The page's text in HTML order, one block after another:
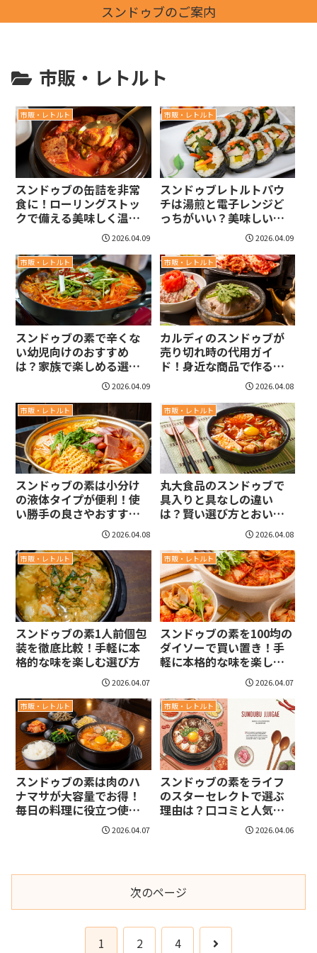
スンドゥブのご案内
市販・レトルト
市販・レトルト
スンドゥブの缶詰を非常
食に！ローリングストッ
クで備える美味しく温ま
2026.04.09
市販・レトルト
スンドゥブレトルトパウ
チは湯煎と電子レンジど
っちがいい？美味しい温
2026.04.09
市販・レトルト
スンドゥブの素で辛くな
い幼児向けのおすすめ
は？家族で楽しめる選び
2026.04.09
市販・レトルト
カルディのスンドゥブが
売り切れ時の代用ガイ
ド！身近な商品で作る絶
2026.04.08
市販・レトルト
スンドゥブの素は小分け
の液体タイプが便利！使
い勝手の良さやおすすめ
2026.04.08
市販・レトルト
丸大食品のスンドゥブで
具入りと具なしの違い
は？賢い選び方とおいし
い活用術を詳しく紹介2026.04.08
市販・レトルト
スンドゥブの素1人前個包
装を徹底比較！手軽に本
格的な味を楽しむ選び方
2026.04.07
市販・レトルト
スンドゥブの素を100均の
ダイソーで買い置き！手
軽に本格的な味を楽しむ
2026.04.07
市販・レトルト
スンドゥブの素は肉のハ
ナマサが大容量でお得！
毎日の料理に役立つ使い
方と美味しい活用術2026.04.07
市販・レトルト
スンドゥブの素をライフ
のスターセレクトで選ぶ
理由は？口コミと人気の
2026.04.06
次のページ
1 2 4 次